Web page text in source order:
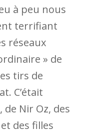
à peu nous
terrifiant
réseaux
» de
tirs de
C’était
Nir Oz, des
des filles